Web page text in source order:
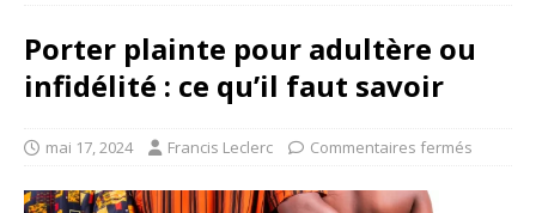
Porter plainte pour adultère ou
infidélité : ce qu’il faut savoir
mai 17, 2024 Francis Leclerc Commentaires fermés